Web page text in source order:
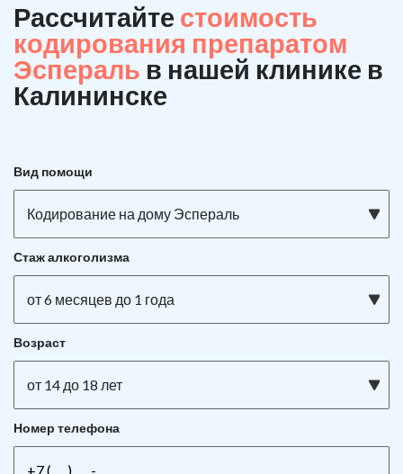
Рассчитайте стоимость
кодирования препаратом
Эспераль в нашей клинике в
Калининске
Вид помощи
Кодирование на дому Эспераль
Стаж алкоголизма
от 6 месяцев до 1 года
Возраст
от 14 до 18 лет
Номер телефона